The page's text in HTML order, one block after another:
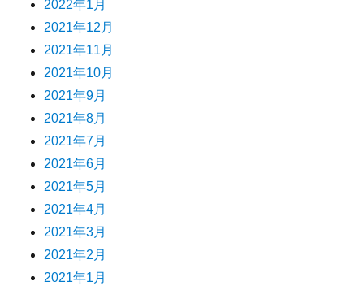
2022年1月
2021年12月
2021年11月
2021年10月
2021年9月
2021年8月
2021年7月
2021年6月
2021年5月
2021年4月
2021年3月
2021年2月
2021年1月